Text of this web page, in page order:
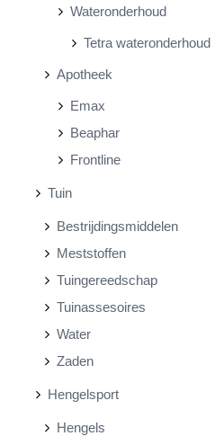
Wateronderhoud
Tetra wateronderhoud
Apotheek
Emax
Beaphar
Frontline
Tuin
Bestrijdingsmiddelen
Meststoffen
Tuingereedschap
Tuinassesoires
Water
Zaden
Hengelsport
Hengels